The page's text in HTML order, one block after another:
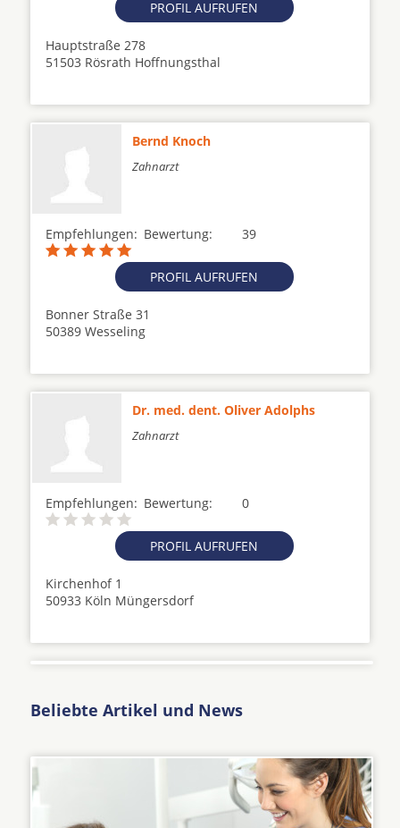
PROFIL AUFRUFEN
Hauptstraße 278
51503 Rösrath Hoffnungsthal
Bernd Knoch
Zahnarzt
Empfehlungen: 39
Bewertung:
PROFIL AUFRUFEN
Bonner Straße 31
50389 Wesseling
Dr. med. dent. Oliver Adolphs
Zahnarzt
Empfehlungen: 0
Bewertung:
PROFIL AUFRUFEN
Kirchenhof 1
50933 Köln Müngersdorf
Beliebte Artikel und News